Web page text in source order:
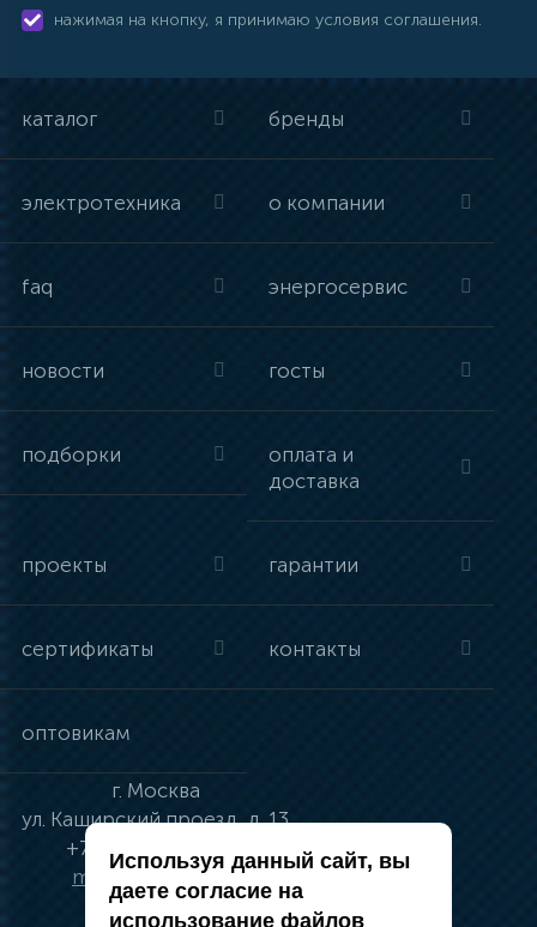
нажимая на кнопку, я принимаю условия соглашения.
каталог бренды
электротехника о компании
faq энергосервис
новости госты
подборки
оплата и
доставка
проекты гарантии
сертификаты контакты
оптовикам
г. Москва
ул. Каширский проезд, д. 13
+7 (495) 134-41-83
moskva@vincci.ru
Используя данный сайт, вы
даете согласие на
использование файлов